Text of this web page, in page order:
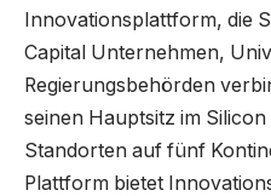
Innovationsplattform, die
Capital Unternehmen,
Regierungsbehörden
seinen Hauptsitz im
Standorten auf fünf
Plattform bietet